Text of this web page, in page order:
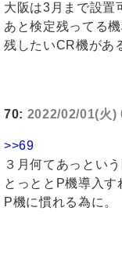
大阪は3月まで設置
あと検定残ってる
残したいCR機があ
70: 2022/02/01(火)
>>69
３月何てあっとい
とっととP機導入す
P機に慣れる為に。